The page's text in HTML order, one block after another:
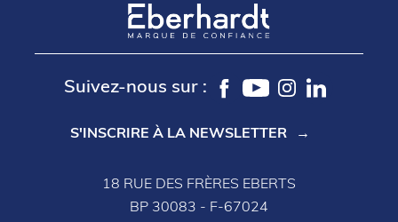
Suivez-nous sur :
S'INSCRIRE À LA NEWSLETTER
18 RUE DES FRÈRES EBERTS
BP 30083 - F-67024